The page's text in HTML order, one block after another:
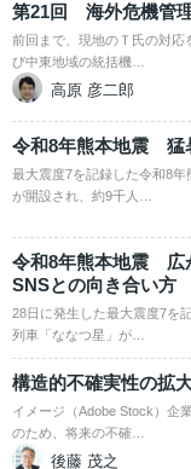
第21回 海外危機管理
前回まで、現地のＴ氏の対応
び中東地域の統括機…
高原 彦二郎
令和8年熊本地震 猛
最大震度7を記録した令和8
が開設され、約9千人…
令和8年熊本地震 広
SNSとの向き合い方
28日に発生した最大震度7を
列車「ななつ星」が…
構造的不確実性の拡
イメージ（Adobe Stock）企
のため、将来の不確…
後藤 茂之